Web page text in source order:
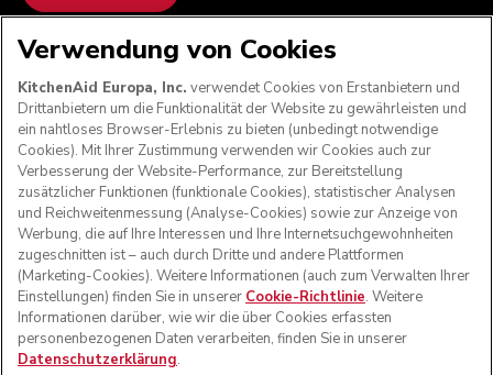
WIR AKZEPTIEREN
FOLGEN SIE UNS
Verwendung von Cookies
KitchenAid Europa, Inc. verwendet Cookies von Erstanbietern und
Drittanbietern um die Funktionalität der Website zu gewährleisten und
ein nahtloses Browser-Erlebnis zu bieten (unbedingt notwendige
Cookies). Mit Ihrer Zustimmung verwenden wir Cookies auch zur
Verbesserung der Website-Performance, zur Bereitstellung
zusätzlicher Funktionen (funktionale Cookies), statistischer Analysen
und Reichweitenmessung (Analyse-Cookies) sowie zur Anzeige von
Werbung, die auf Ihre Interessen und Ihre Internetsuchgewohnheiten
zugeschnitten ist – auch durch Dritte und andere Plattformen
(Marketing-Cookies). Weitere Informationen (auch zum Verwalten Ihrer
Einstellungen) finden Sie in unserer Cookie-Richtlinie. Weitere
Informationen darüber, wie wir die über Cookies erfassten
personenbezogenen Daten verarbeiten, finden Sie in unserer
Datenschutzerklärung.